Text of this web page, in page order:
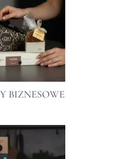
BIZNESOWE